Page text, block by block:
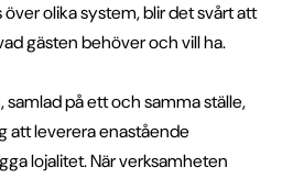
olika system, blir det svårt att
gästen behöver och vill ha.
samlad på ett och samma ställe,
att leverera enastående
lojalitet. När verksamheten